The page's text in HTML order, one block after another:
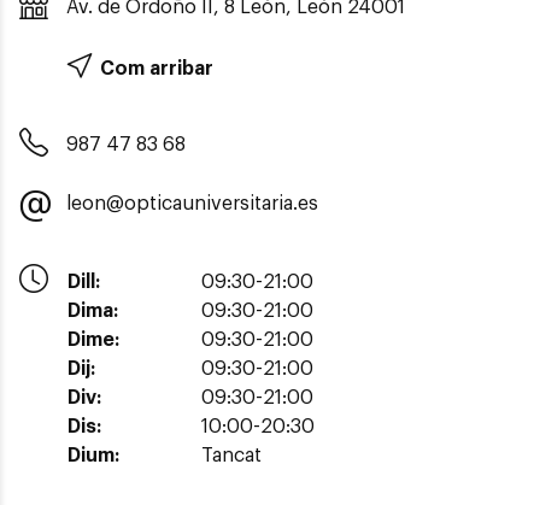
Av. de Ordoño II, 8 León, León 24001
Com arribar
987 47 83 68
leon@opticauniversitaria.es
Dill:
09:30-21:00
Dima:
09:30-21:00
Dime:
09:30-21:00
Dij:
09:30-21:00
Div:
09:30-21:00
Dis:
10:00-20:30
Dium:
Tancat